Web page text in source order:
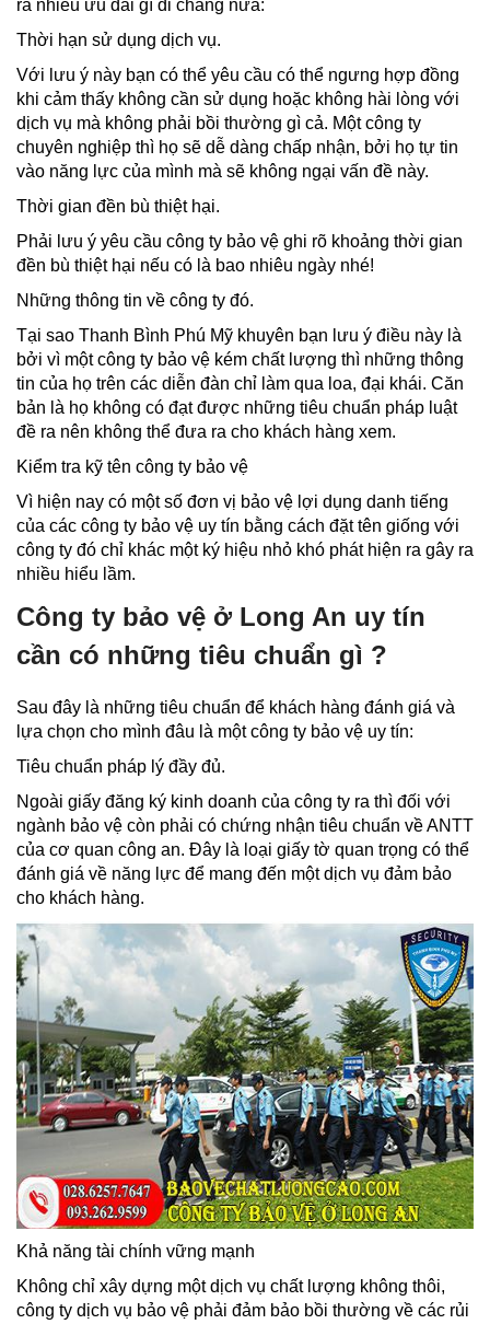
ra nhiều ưu đãi gì đi chăng nữa:
Thời hạn sử dụng dịch vụ.
Với lưu ý này bạn có thể yêu cầu có thể ngưng hợp đồng
khi cảm thấy không cần sử dụng hoặc không hài lòng với
dịch vụ mà không phải bồi thường gì cả. Một công ty
chuyên nghiệp thì họ sẽ dễ dàng chấp nhận, bởi họ tự tin
vào năng lực của mình mà sẽ không ngại vấn đề này.
Thời gian đền bù thiệt hại.
Phải lưu ý yêu cầu công ty bảo vệ ghi rõ khoảng thời gian
đền bù thiệt hại nếu có là bao nhiêu ngày nhé!
Những thông tin về công ty đó.
Tại sao Thanh Bình Phú Mỹ khuyên bạn lưu ý điều này là
bởi vì một công ty bảo vệ kém chất lượng thì những thông
tin của họ trên các diễn đàn chỉ làm qua loa, đại khái. Căn
bản là họ không có đạt được những tiêu chuẩn pháp luật
đề ra nên không thể đưa ra cho khách hàng xem.
Kiểm tra kỹ tên công ty bảo vệ
Vì hiện nay có một số đơn vị bảo vệ lợi dụng danh tiếng
của các công ty bảo vệ uy tín bằng cách đặt tên giống với
công ty đó chỉ khác một ký hiệu nhỏ khó phát hiện ra gây ra
nhiều hiểu lầm.
Công ty bảo vệ ở Long An uy tín
cần có những tiêu chuẩn gì ?
Sau đây là những tiêu chuẩn để khách hàng đánh giá và
lựa chọn cho mình đâu là một công ty bảo vệ uy tín:
Tiêu chuẩn pháp lý đầy đủ.
Ngoài giấy đăng ký kinh doanh của công ty ra thì đối với
ngành bảo vệ còn phải có chứng nhận tiêu chuẩn về ANTT
của cơ quan công an. Đây là loại giấy tờ quan trọng có thể
đánh giá về năng lực để mang đến một dịch vụ đảm bảo
cho khách hàng.
Khả năng tài chính vững mạnh
Không chỉ xây dựng một dịch vụ chất lượng không thôi,
công ty dịch vụ bảo vệ phải đảm bảo bồi thường về các rủi